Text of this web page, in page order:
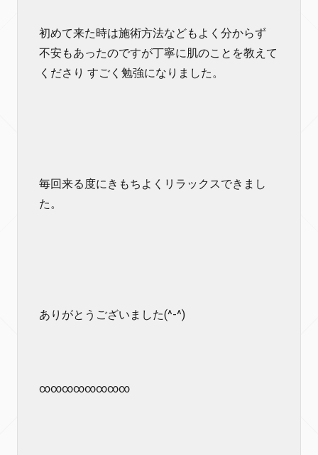
初めて来た時は施術方法などもよく分からず
不安もあったのですが丁寧に肌のことを教えて
くださり すごく勉強になりました。
毎回来る度にきもちよくリラックスできまし
た。
ありがとうございました(^-^)
∞∞∞∞∞∞∞∞